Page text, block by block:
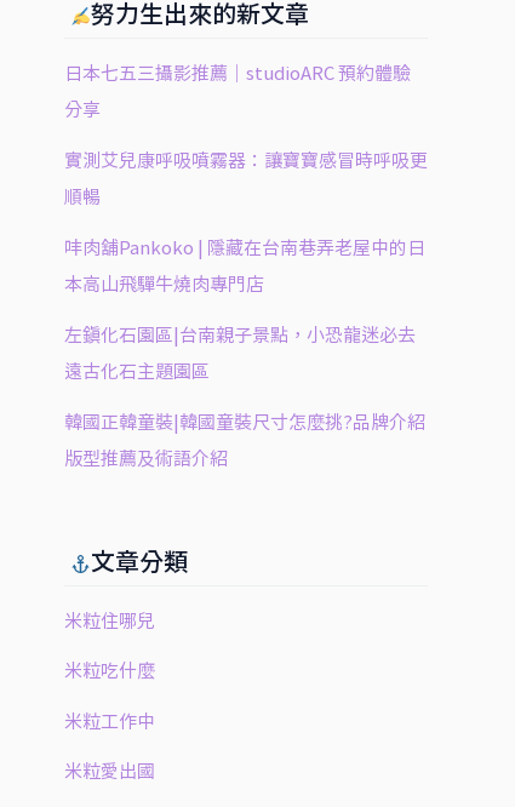
努力生出來的新文章
日本七五三攝影推薦｜studioARC 預約體驗
分享
實測艾兒康呼吸噴霧器：讓寶寶感冒時呼吸更
順暢
㕩肉舖Pankoko | 隱藏在台南巷弄老屋中的日
本高山飛驒牛燒肉專門店
左鎮化石園區|台南親子景點，小恐龍迷必去
遠古化石主題園區
韓國正韓童裝|韓國童裝尺寸怎麼挑?品牌介紹
版型推薦及術語介紹
文章分類
米粒住哪兒
米粒吃什麼
米粒工作中
米粒愛出國